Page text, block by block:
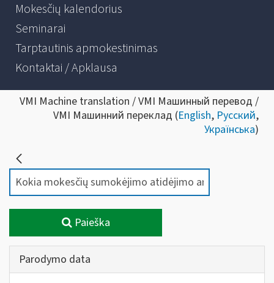
Mokesčių kalendorius
Seminarai
Tarptautinis apmokestinimas
Kontaktai / Apklausa
VMI Machine translation / VMI Машинный перевод /
VMI Машинний переклад (English, Русский,
Українська)
Paieška
Parodymo data